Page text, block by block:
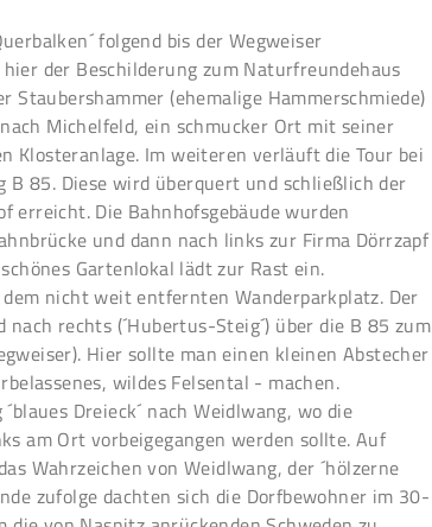
folgend bis der Wegweiser
der Beschilderung zum Naturfreundehaus
Staubershammer (ehemalige Hammerschmiede)
Michelfeld, ein schmucker Ort mit seiner
Klosteranlage. Im weiteren verläuft die Tour bei
85. Diese wird überquert und schließlich der
erreicht. Die Bahnhofsgebäude wurden
und dann nach links zur Firma Dörrzapf
Gartenlokal lädt zur Rast ein.
nicht weit entfernten Wanderparkplatz. Der
nach rechts (´Hubertus-Steig´) über die B 85 zum
Hier sollte man einen kleinen Abstecher
wildes Felsental - machen.
Dreieck´ nach Weidlwang, wo die
am Ort vorbeigegangen werden sollte. Auf
Wahrzeichen von Weidlwang, der ´hölzerne
zufolge dachten sich die Dorfbewohner im 30-